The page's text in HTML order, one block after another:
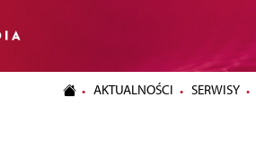
AKTUALNOŚCI SERWISY